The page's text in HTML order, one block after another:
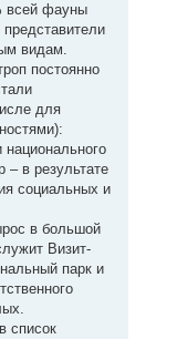
всей фауны
видам.
постоянно
для
– в результате
социальных и
в большой
Визит-
парк и
список